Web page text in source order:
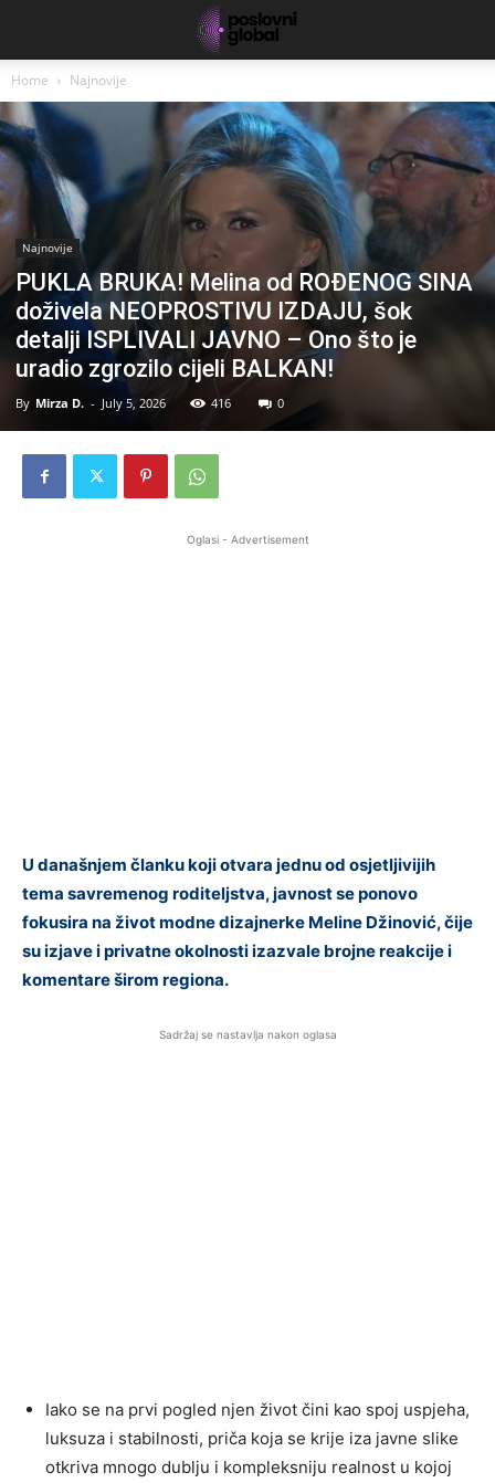
Home Najnovije
Najnovije
PUKLA BRUKA! Melina od ROĐENOG SINA
doživela NEOPROSTIVU IZDAJU, šok
detalji ISPLIVALI JAVNO – Ono što je
uradio zgrozilo cijeli BALKAN!
By Mirza D. - July 5, 2026 416 0
Oglasi - Advertisement
U današnjem članku koji otvara jednu od osjetljivijih
tema savremenog roditeljstva, javnost se ponovo
fokusira na život modne dizajnerke Meline Džinović, čije
su izjave i privatne okolnosti izazvale brojne reakcije i
komentare širom regiona.
Sadržaj se nastavlja nakon oglasa
Iako se na prvi pogled njen život čini kao spoj uspjeha,
luksuza i stabilnosti, priča koja se krije iza javne slike
otkriva mnogo dublju i kompleksniju realnost u kojoj